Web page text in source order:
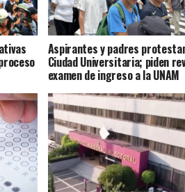
Aspirantes y padres
Ciudad Universitaria; piden
examen de ingreso a la UNAM